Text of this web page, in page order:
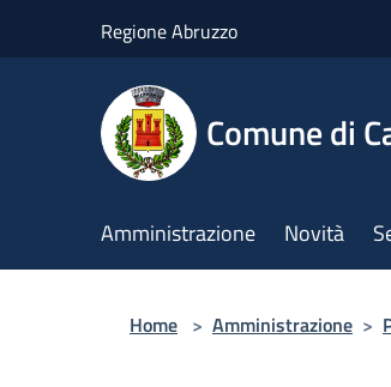
Regione Abruzzo
Comune di
Amministrazione Novità
Home > Amministrazione >